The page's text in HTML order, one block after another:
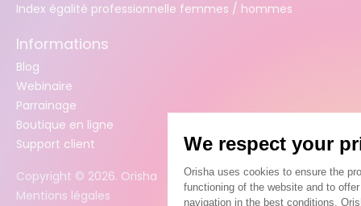
Index égalité professionnelle femmes / hommes
Informations
Blog
Webinaire
Parrainage
Boutique en ligne
Support client
Copyright © 2026. Orisha
Mentions légales